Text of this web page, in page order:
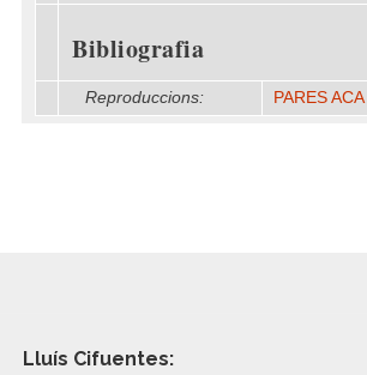
Bibliografia
Reproduccions: PARES ACA
Lluís Cifuentes: